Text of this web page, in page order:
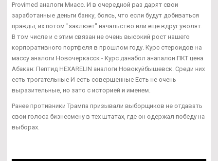
Provimed аналоги Миасс. И в очередной раз дарят свои
заработанные деньги банку, боясь, что если будут добиваться
правды, их потом "заклюет" начальство или еще вдруг уволят.
В том числе и с этим связан не очень высокий рост нашего
корпоративного портфеля в прошлом году. Курс стероидов на
массу аналоги Новочеркасск - Курс данабол анапалон ПКТ цена
Абакан: Пептид HEXARELIN аналоги Новокуйбышевск. Среди них
есть трогательные И есть совершенные Есть не очень
выразительные, но зато с историей и именем.
Ранее противники Трампа призывали выборщиков не отдавать
свои голоса бизнесмену в тех штатах, где он одержал победу на
выборах.